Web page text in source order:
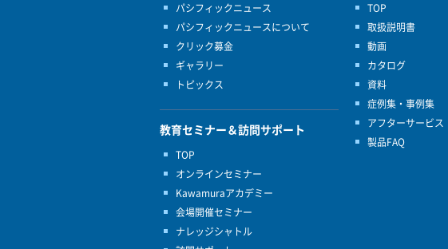
パシフィックニュース
パシフィックニュースについて
クリック募金
ギャラリー
トピックス
教育セミナー＆訪問サポート
TOP
オンラインセミナー
Kawamuraアカデミー
会場開催セミナー
ナレッジシャトル
TOP
取扱説明書
動画
カタログ
資料
症例集・事例集
アフターサービス
製品FAQ